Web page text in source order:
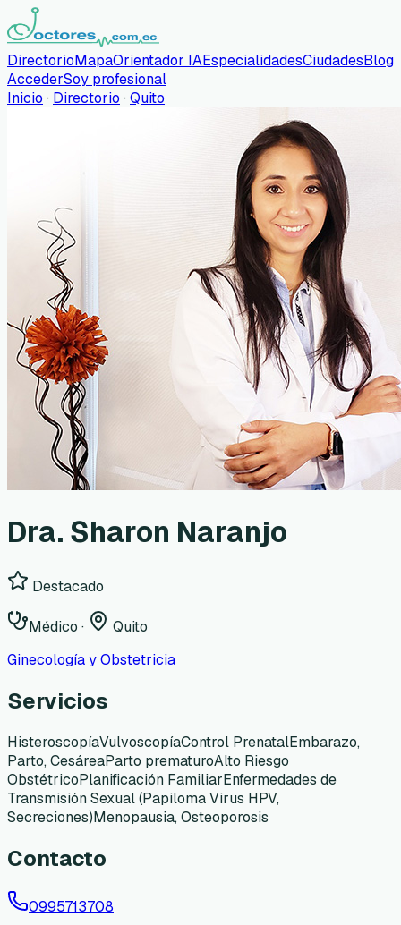
DirectorioMapaOrientador IAEspecialidadesCiudadesBlog
AccederSoy profesional
Inicio · Directorio ·Quito
Dra. Sharon Naranjo
Destacado
Médico ·
Quito
Ginecología y Obstetricia
Servicios
HisteroscopíaVulvoscopíaControl PrenatalEmbarazo,
Parto, CesáreaParto prematuroAlto Riesgo
ObstétricoPlanificación FamiliarEnfermedades de
Transmisión Sexual (Papiloma Virus HPV,
Secreciones)Menopausia, Osteoporosis
Contacto
0995713708